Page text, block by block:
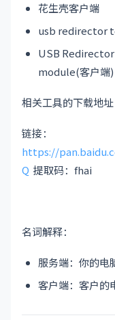
花生壳客户端
usb redirector
USB
module(客户端)
相关工具的下载地址
链接：
https://
Q 提取码：fhai
名词解释：
服务端：你的电
客户端：客户的